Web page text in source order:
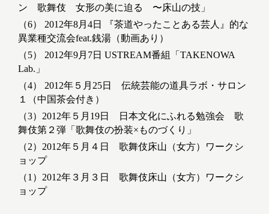
ン 歌舞伎 女形の美に迫る 〜床山の技」
（6） 2012年8月4日 『茶道やったことある芸人』的な
異業種交流会feat.銭湯（動画あり）
（5） 2012年9月7日 USTREAM番組「TAKENOWA
Lab.」
（4） 2012年５月25日 伝統芸能の道具ラボ・サロン
１（中国茶会付き）
（3）2012年５月19日 日本文化にふれる勉強会 歌
舞伎第２弾「歌舞伎の扮装×ものづくり」
（2）2012年５月４日 歌舞伎床山（女方）ワークシ
ョップ
（1）2012年３月３日 歌舞伎床山（女方）ワークシ
ョップ